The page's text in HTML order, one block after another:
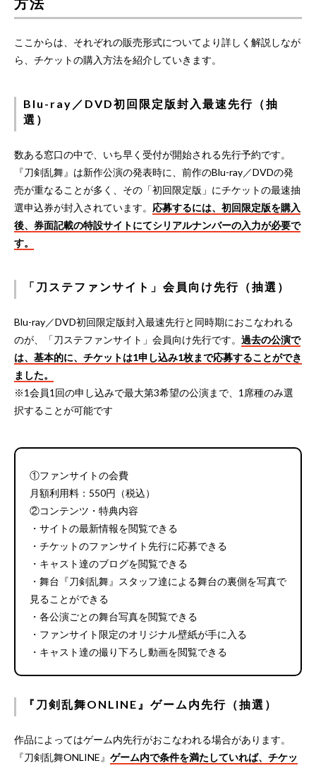
ここからは、それぞれの販売形式についてより詳しく解説しなが
ら、チケットの購入方法を紹介していきます。
Blu-ray／DVD初回限定版封入最速先行（抽
選）
数ある窓口の中で、いち早く受付が開始される先行予約です。
『刀剣乱舞』は新作公演の発表時に、前作のBlu-ray／DVDの発
売が重なることが多く、その「初回限定版」にチケットの最速抽
選申込券が封入されています。 応募するには、初回限定版を購入
後、券面記載の特設サイトにてシリアルナンバーの入力が必要で
す。
「刀ステファンサイト」会員向け先行（抽選）
Blu-ray／DVD初回限定版封入最速先行と同時期におこなわれる
のが、「刀ステファンサイト」会員向け先行です。 過去の公演で
は、基本的に、チケットは1申し込み1枚まで応募することができ
ました。
※1会員1回の申し込みで最大第3希望の公演まで、1席種のみ選
択することが可能です
①ファンサイトの会費
月額利用料：550円（税込）
②コンテンツ・特典内容
・サイトの最新情報を閲覧できる
・チケットのファンサイト先行に応募できる
・キャスト達のブログを閲覧できる
・舞台『刀剣乱舞』スタッフ達による舞台の裏側を写真で
見ることができる
・各公演ごとの舞台写真を閲覧できる
・ファンサイト限定のオリジナル壁紙が手に入る
・キャスト達の撮り下ろし動画を閲覧できる
『刀剣乱舞ONLINE』ゲーム内先行（抽選）
作品によってはゲーム内先行がおこなわれる場合があります。
『刀剣乱舞ONLINE』 ゲーム内で条件を満たしていれば、チケッ